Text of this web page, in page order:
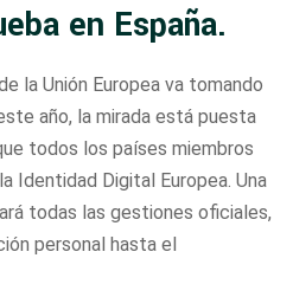
en España.
la Unión Europea va tomando
año, la mirada está puesta
todos los países miembros
Identidad Digital Europea. Una
todas las gestiones oficiales,
personal hasta el